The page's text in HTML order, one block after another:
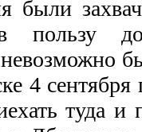
были
пользу
4
туда